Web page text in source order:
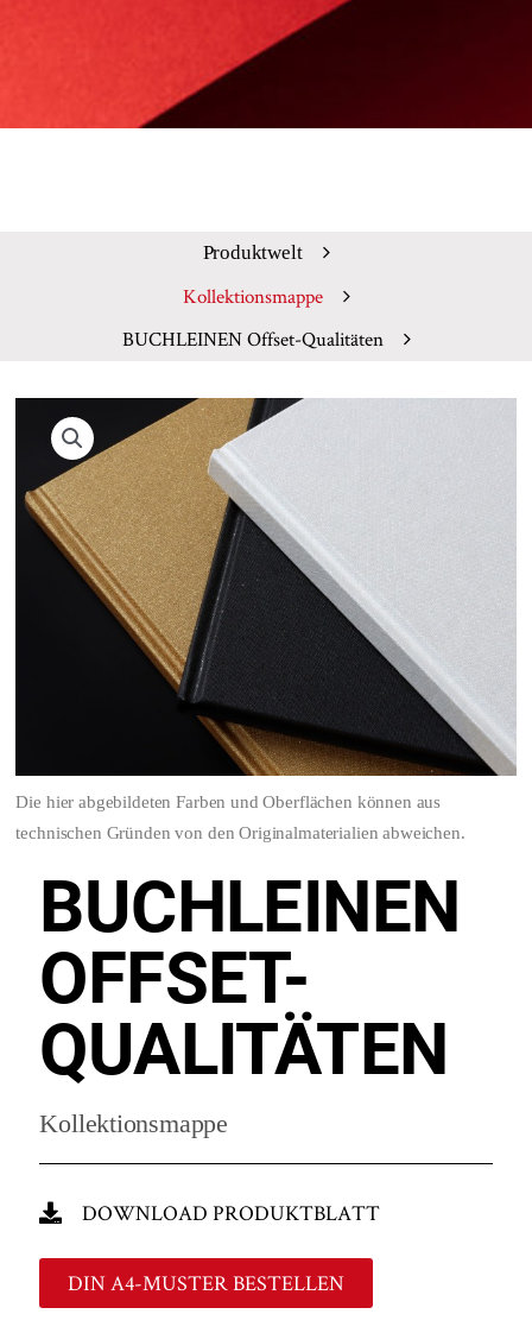
Produktwelt
Kollektionsmappe
BUCHLEINEN Offset-Qualitäten
Die hier abgebildeten Farben und Oberflächen können aus
technischen Gründen von den Originalmaterialien abweichen.
BUCHLEINEN
OFFSET-
QUALITÄTEN
Kollektionsmappe
DOWNLOAD PRODUKTBLATT
DIN A4-MUSTER BESTELLEN